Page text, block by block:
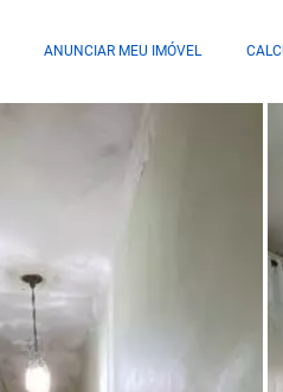
ANUNCIAR MEU IMÓVEL